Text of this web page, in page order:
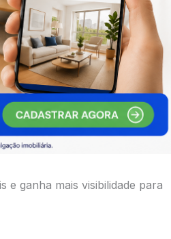
e ganha mais visibilidade para